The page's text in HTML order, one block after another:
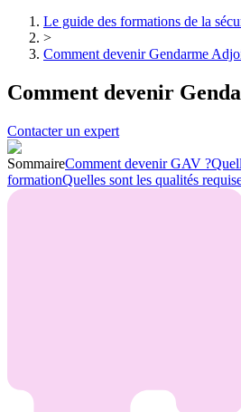
Le guide des formations de la
>
Comment devenir Gendarme
Comment devenir
Contacter un expert
SommaireComment devenir GAV ?
formationQuelles sont les qualités